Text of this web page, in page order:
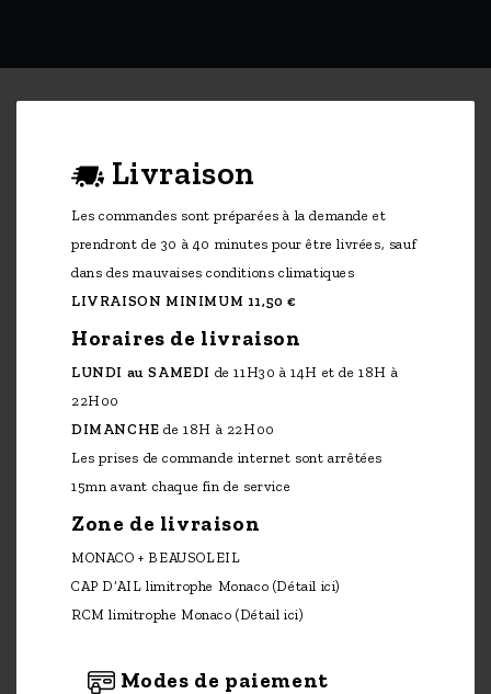
Livraison
Les commandes sont préparées à la demande et
prendront de 30 à 40 minutes pour être livrées, sauf
dans des mauvaises conditions climatiques
LIVRAISON MINIMUM 11,50 €
Horaires de livraison
LUNDI au SAMEDI de 11H30 à 14H et de 18H à
22H00
DIMANCHE de 18H à 22H00
Les prises de commande internet sont arrêtées
15mn avant chaque fin de service
Zone de livraison
MONACO + BEAUSOLEIL
CAP D’AIL limitrophe Monaco (Détail ici)
RCM limitrophe Monaco(Détail ici)
Modes de paiement